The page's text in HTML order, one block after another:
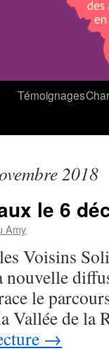
Témoignages
2018
le 6
Amy
Voisins
nouvelle
le
Vallée de la
→